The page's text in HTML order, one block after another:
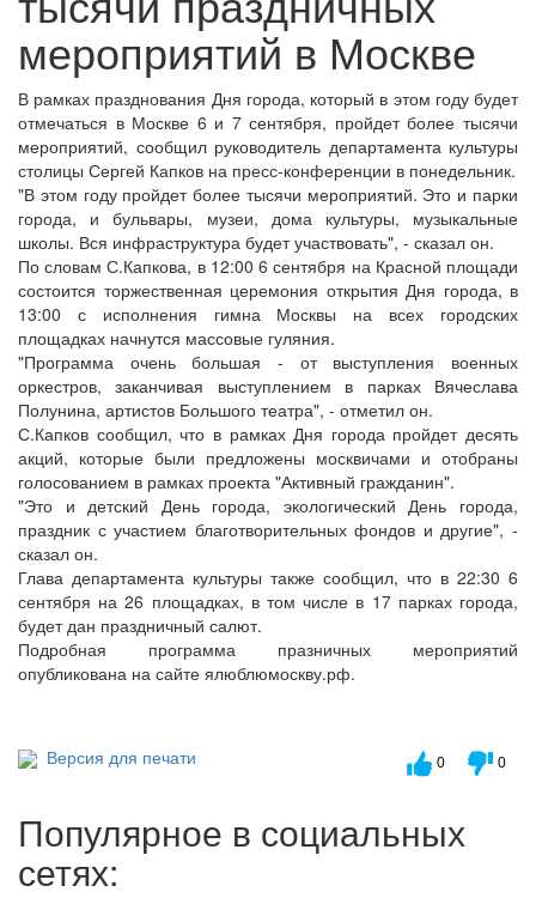
мероприятий в Москве
В рамках празднования Дня города, который в этом году будет
отмечаться в Москве 6 и 7 сентября, пройдет более тысячи
мероприятий, сообщил руководитель департамента культуры
столицы Сергей Капков на пресс-конференции в понедельник.
"В этом году пройдет более тысячи мероприятий. Это и парки
города, и бульвары, музеи, дома культуры, музыкальные
школы. Вся инфраструктура будет участвовать", - сказал он.
По словам С.Капкова, в 12:00 6 сентября на Красной площади
состоится торжественная церемония открытия Дня города, в
13:00 с исполнения гимна Москвы на всех городских
площадках начнутся массовые гуляния.
"Программа очень большая - от выступления военных
оркестров, заканчивая выступлением в парках Вячеслава
Полунина, артистов Большого театра", - отметил он.
С.Капков сообщил, что в рамках Дня города пройдет десять
акций, которые были предложены москвичами и отобраны
голосованием в рамках проекта "Активный гражданин".
"Это и детский День города, экологический День города,
праздник с участием благотворительных фондов и другие", -
сказал он.
Глава департамента культуры также сообщил, что в 22:30 6
сентября на 26 площадках, в том числе в 17 парках города,
будет дан праздничный салют.
Подробная программа празничных мероприятий
опубликована на сайте ялюблюмоскву.рф.
Версия для печати 0 0
Популярное в социальных
сетях: